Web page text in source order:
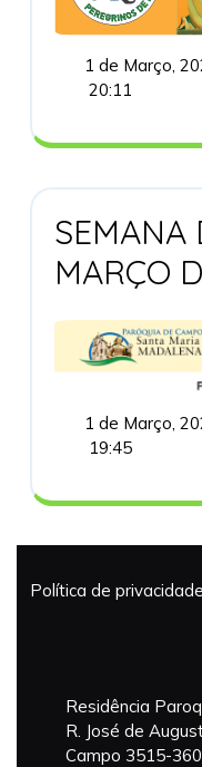
1 de Março,
20:11
SEMANA
MARÇO
1 de Março,
19:45
Política de privacidade
Residência
R. José de
Campo 3515-360